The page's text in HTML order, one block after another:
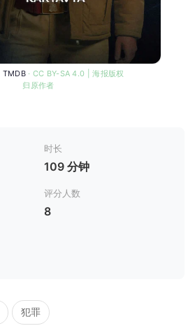
TMDB· CC BY-SA 4.0 | 海报版权
归原作者
时长
109 分钟
评分人数
8
犯罪